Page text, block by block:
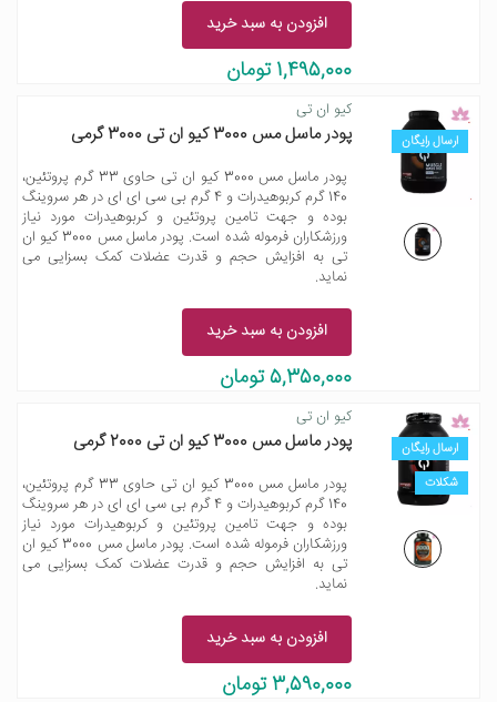
افزودن به سبد خرید
1,495,000 تومان
ارسال رایگان
کیو ان تی
پودر ماسل مس 3000 کیو ان تی 3000 گرمی
پودر ماسل مس 3000 کیو ان تی حاوی 33 گرم پروتئین،
140 گرم کربوهیدرات و 4 گرم بی سی ای ای در هر سروینگ
بوده و جهت تامین پروتئین و کربوهیدرات مورد نیاز
ورزشکاران فرموله شده است. پودر ماسل مس 3000 کیو ان
تی به افزایش حجم و قدرت عضلات کمک بسزایی می
نماید.
افزودن به سبد خرید
5,350,000 تومان
ارسال رایگان
شکلات
کیو ان تی
پودر ماسل مس 3000 کیو ان تی 2000 گرمی
پودر ماسل مس 3000 کیو ان تی حاوی 33 گرم پروتئین،
140 گرم کربوهیدرات و 4 گرم بی سی ای ای در هر سروینگ
بوده و جهت تامین پروتئین و کربوهیدرات مورد نیاز
ورزشکاران فرموله شده است. پودر ماسل مس 3000 کیو ان
تی به افزایش حجم و قدرت عضلات کمک بسزایی می
نماید.
افزودن به سبد خرید
3,590,000 تومان